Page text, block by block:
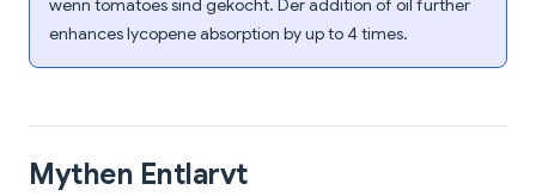
wenn tomatoes sind gekocht. Der addition of oil further
enhances lycopene absorption by up to 4 times.
Mythen Entlarvt